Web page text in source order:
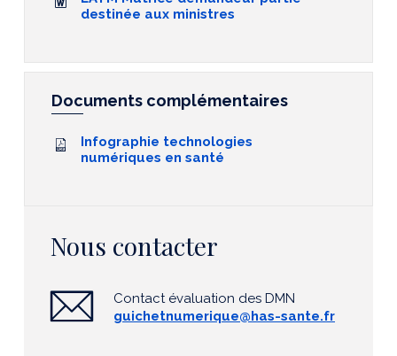
destinée aux ministres
Documents complémentaires
Infographie technologies
numériques en santé
Nous contacter
Contact évaluation des DMN
guichetnumerique@has-sante.fr